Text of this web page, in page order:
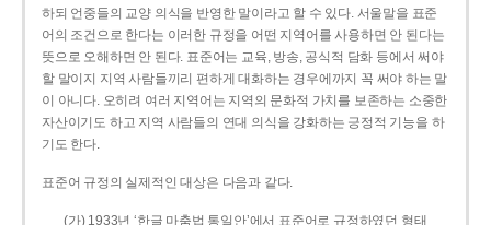
하되 언중들의 교양 의식을 반영한 말이라고 할 수 있다. 서울말을 표준
어의 조건으로 한다는 이러한 규정을 어떤 지역어를 사용하면 안 된다는
뜻으로 오해하면 안 된다. 표준어는 교육, 방송, 공식적 담화 등에서 써야
할 말이지 지역 사람들끼리 편하게 대화하는 경우에까지 꼭 써야 하는 말
이 아니다. 오히려 여러 지역어는 지역의 문화적 가치를 보존하는 소중한
자산이기도 하고 지역 사람들의 연대 의식을 강화하는 긍정적 기능을 하
기도 한다.
표준어 규정의 실제적인 대상은 다음과 같다.
(가) 1933년 ‘한글 마춤법 통일안’에서 표준어로 규정하였던 형태